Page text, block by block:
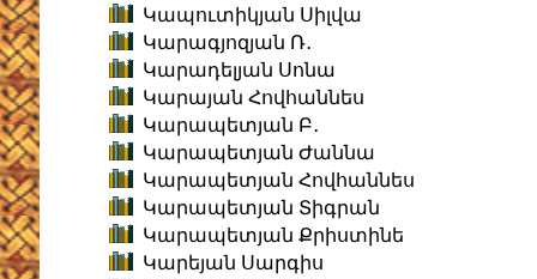
Կապուտիկյան Սիլվա
Կարագյոզյան Ռ․
Կարադելյան Սոնա
Կարայան Հովհաննես
Կարապետյան Բ․
Կարապետյան Ժաննա
Կարապետյան Հովհաննես
Կարապետյան Տիգրան
Կարապետյան Քրիստինե
Կարեյան Սարգիս